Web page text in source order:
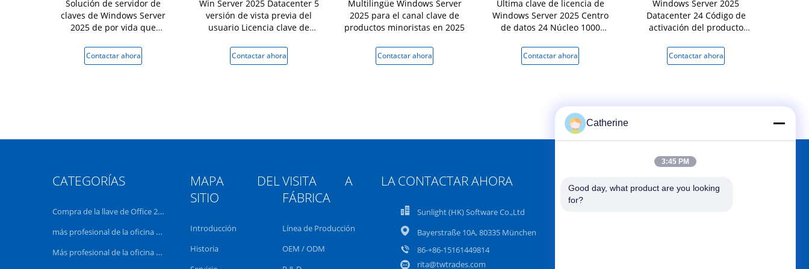
Solución de servidor de
claves de Windows Server
2025 de por vida que
nivel empresarial y gestión de
red simplificada
Contactar ahora
Win Server 2025 Datacenter 5
versión de vista previa del
usuario Licencia clave de
Contactar ahora
Multilingüe Windows Server
2025 para el canal clave de
productos minoristas en 2025
Contactar ahora
Última clave de licencia de
Windows Server 2025 Centro
de datos 24 Núcleo 1000
Contactar ahora
Windows Server 2025
Datacenter 24 Código de
activación del producto
Contactar ahora
CATEGORÍAS
Compra de la llave de Office 2024
más profesional de la oficina 2021
Más profesional de la oficina 2019
MAPA DEL
SITIO
Introducción
Historia
VISITA A LA
FÁBRICA
Línea de Producción
OEM / ODM
CONTACTAR AHORA
Sunlight (HK) Software Co.,Ltd
Bayerstraße 10A, 80335 München
86-+86-15161449814
rita@twtrades.com
ENCUÉNTRANOS EN
Catherine
3:45 PM
Good day, what product are you looking
for?